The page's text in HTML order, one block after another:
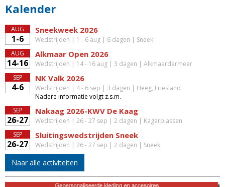
Kalender
AUG
1-6
Sneekweek 2026
Wedstrijden | 1 - 6 aug | 6 dagen | Sneek
AUG
14-16
Alkmaar Open 2026
Wedstrijden | 14 - 16 aug | 3 dagen | Alkmaardermeer
SEP
4-6
NK Valk 2026
Wedstrijden | 4 - 6 sep | 3 dagen | Heeg, Friesland
Nadere informatie volgt z.s.m.
SEP
26-27
Nakaag 2026-KWV De Kaag
Wedstrijden | 26 - 27 sep | 2 dagen | Kagerplassen
SEP
26-27
Sluitingswedstrijden Sneek
Wedstrijden | 26 - 27 sep | 2 dagen | Sneek
Naar alle activiteiten